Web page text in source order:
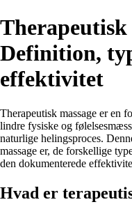
Therapeutisk
Definition,
effektivitet
Therapeutisk massage er en
lindre fysiske og
naturlige helingsproces.
massage er, de forskellige
den dokumenterede
Hvad er